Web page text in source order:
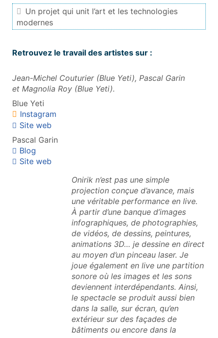
Un projet qui unit l’art et les technologies
modernes
Retrouvez le travail des artistes sur :
Jean-Michel Couturier (Blue Yeti), Pascal Garin
et Magnolia Roy (Blue Yeti).
Blue Yeti
Instagram
Site web
Pascal Garin
Blog
Site web
Onirik n’est pas une simple
projection conçue d’avance, mais
une véritable performance en live.
À partir d’une banque d’images
infographiques, de photographies,
de vidéos, de dessins, peintures,
animations 3D… je dessine en direct
au moyen d’un pinceau laser. Je
joue également en live une partition
sonore où les images et les sons
deviennent interdépendants. Ainsi,
le spectacle se produit aussi bien
dans la salle, sur écran, qu’en
extérieur sur des façades de
bâtiments ou encore dans la